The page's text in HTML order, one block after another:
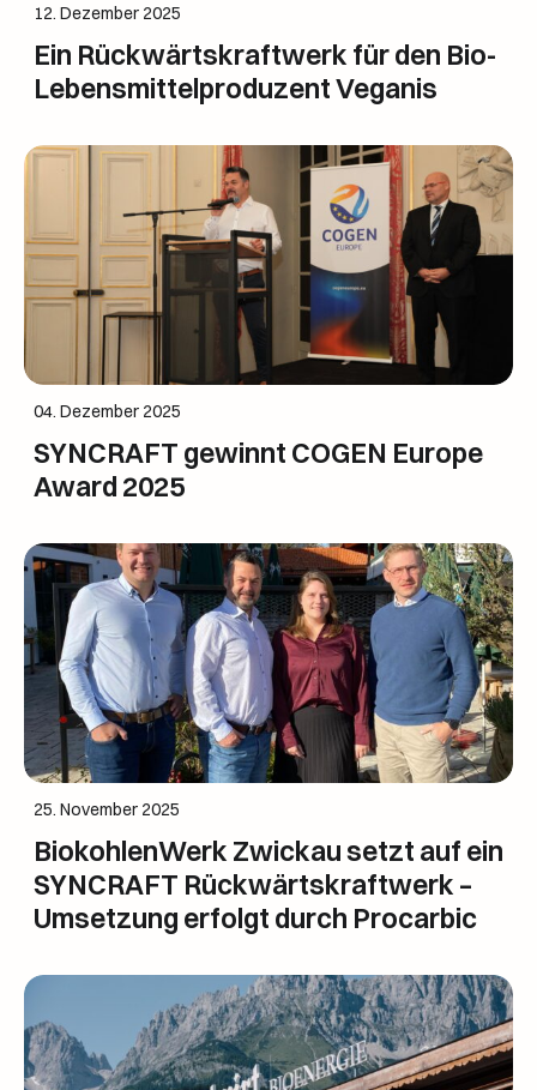
12. Dezember 2025
Ein Rückwärtskraftwerk für den Bio-
Lebensmittelproduzent Veganis
04. Dezember 2025
SYNCRAFT gewinnt COGEN Europe
Award 2025
25. November 2025
BiokohlenWerk Zwickau setzt auf ein
SYNCRAFT Rückwärtskraftwerk –
Umsetzung erfolgt durch Procarbic